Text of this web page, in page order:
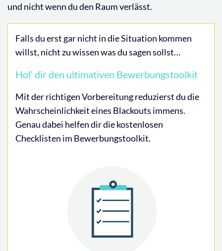
und nicht wenn du den Raum verlässt.
Falls du erst gar nicht in die Situation kommen
willst, nicht zu wissen was du sagen sollst…
Hol‘ dir den ultimativen Bewerbungstoolkit
Mit der richtigen Vorbereitung reduzierst du die
Wahrscheinlichkeit eines Blackouts immens.
Genau dabei helfen dir die kostenlosen
Checklisten im Bewerbungstoolkit.